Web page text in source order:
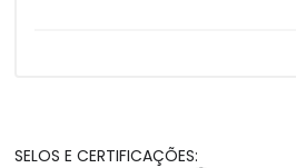
SELOS E CERTIFICAÇÕES: